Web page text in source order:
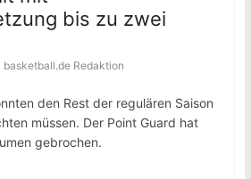
bis zu zwei
basketball.de Redaktion
den Rest der regulären Saison
müssen. Der Point Guard hat
gebrochen.